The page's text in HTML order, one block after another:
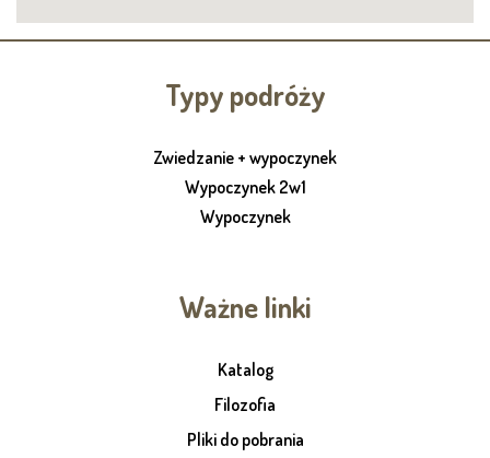
Typy podróży
Zwiedzanie + wypoczynek
Wypoczynek 2w1
Wypoczynek
Ważne linki
Katalog
Filozofia
Pliki do pobrania